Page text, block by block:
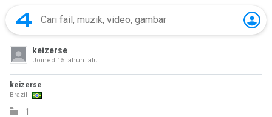
keizerse
Joined 15 tahun lalu
keizerse
Brazil
1